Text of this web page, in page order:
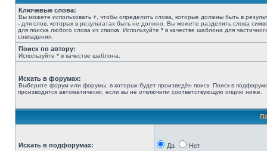
Ключевые слова:
Вы можете использовать + , чтобы определить слова, которые должны быть в
- для слов, которых в результатах быть не должно. Вы можете разделить слова
для поиска любого слова из списка. Используйте * в качестве шаблона для
совпадения.
Поиск по автору:
Используйте * в качестве шаблона.
Искать в форумах:
Выберите форум или форумы, в которых будет произведён поиск. Поиск в
производится автоматически, если вы не отключили соответствующую опцию ниже.
Искать в подфорумах: Да Нет